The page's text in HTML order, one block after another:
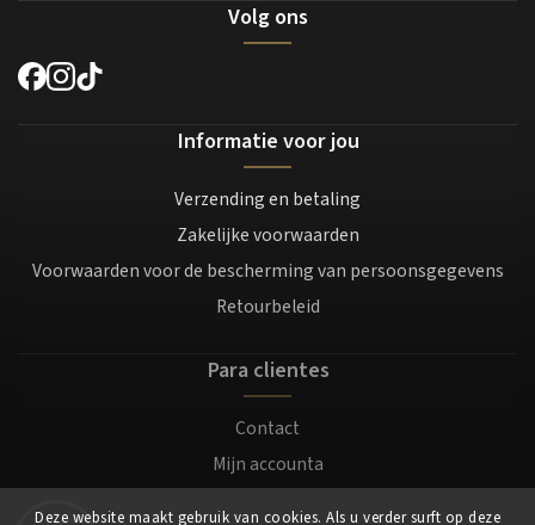
Deze website maakt gebruik van cookies. Als u verder surft op deze
Volg ons
Informatie voor jou
Verzending en betaling
Zakelijke voorwaarden
Voorwaarden voor de bescherming van persoonsgegevens
Retourbeleid
Para clientes
Contact
Mijn accounta